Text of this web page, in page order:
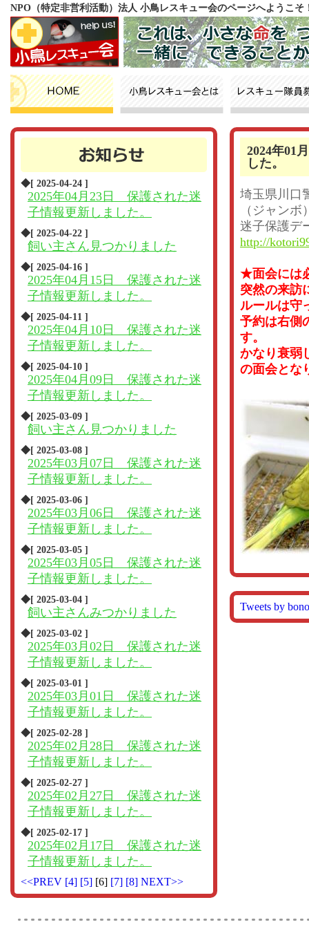
NPO（特定非営利活動）法人 小鳥レスキュー会のページへようこそ
◆[ 2025-04-24 ]
2025年04月23日 保護された迷
子情報更新しました。
◆[ 2025-04-22 ]
飼い主さん見つかりました
◆[ 2025-04-16 ]
2025年04月15日 保護された迷
子情報更新しました。
◆[ 2025-04-11 ]
2025年04月10日 保護された迷
子情報更新しました。
◆[ 2025-04-10 ]
2025年04月09日 保護された迷
子情報更新しました。
◆[ 2025-03-09 ]
飼い主さん見つかりました
◆[ 2025-03-08 ]
2025年03月07日 保護された迷
子情報更新しました。
◆[ 2025-03-06 ]
2025年03月06日 保護された迷
子情報更新しました。
◆[ 2025-03-05 ]
2025年03月05日 保護された迷
子情報更新しました。
◆[ 2025-03-04 ]
飼い主さんみつかりました
◆[ 2025-03-02 ]
2025年03月02日 保護された迷
子情報更新しました。
◆[ 2025-03-01 ]
2025年03月01日 保護された迷
子情報更新しました。
◆[ 2025-02-28 ]
2025年02月28日 保護された迷
子情報更新しました。
◆[ 2025-02-27 ]
2025年02月27日 保護された迷
子情報更新しました。
◆[ 2025-02-17 ]
2025年02月17日 保護された迷
子情報更新しました。
<<PREV [4] [5] [6] [7] [8] NEXT>>
2024年01
した。
埼玉県川口
（ジャン
迷子保護デ
http://
★面会には
突然の来訪
ルールは守
予約は右側
す。
かなり衰弱
の面会とな
Tweets by